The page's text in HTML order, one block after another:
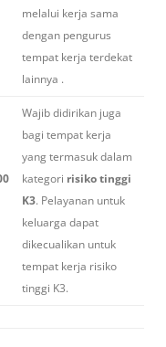
melalui kerja sama
dengan pengurus
tempat kerja terdekat
lainnya .
Wajib didirikan juga
bagi tempat kerja
yang termasuk dalam
kategori risiko tinggi
K3. Pelayanan untuk
keluarga dapat
dikecualikan untuk
tempat kerja risiko
tinggi K3.